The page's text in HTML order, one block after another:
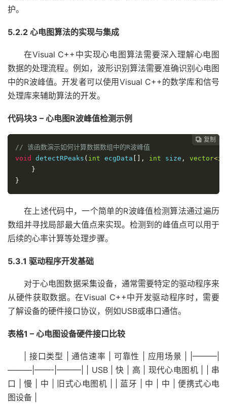
护。
5.2.2 心电图算法的实现与集成
在Visual C++中实现心电图算法需要深入理解心电图
数据的处理流程。例如，波形识别算法需要准确识别心电图
中的R波峰值。开发者可以使用Visual C++的数学库和信号
处理库来辅助算法的开发。
代码块3 – 心电图R波峰值检测示例
 复制
 复制
 复制
 复制
// 该函数演示如何计算数据数组中的R波峰值
void
detectRPeaks ( int ecgData [], int size , vector
}
}
在上述代码中，一个简单的R波峰值检测算法通过遍历
数组并寻找局部最大值点来实现。检测到的峰值点可以用于
后续的心率计算等处理步骤。
5.3.1 驱动程序开发基础
对于心电图数据采集设备，通常需要特定的驱动程序来
从硬件获取数据。在Visual C++中开发驱动程序时，需要
了解设备的硬件接口协议，例如USB或串口通信。
表格1 – 心电图设备硬件接口比较
| 接口类型 | 通信速率 | 可靠性 | 应用场景 | |———|
———|——-|———| | USB | 快 | 高 | 现代心电图机 | | 串
口 | 慢 | 中 | 旧式心电图机 | | 蓝牙 | 中 | 中 | 便携式心电
图设备 |